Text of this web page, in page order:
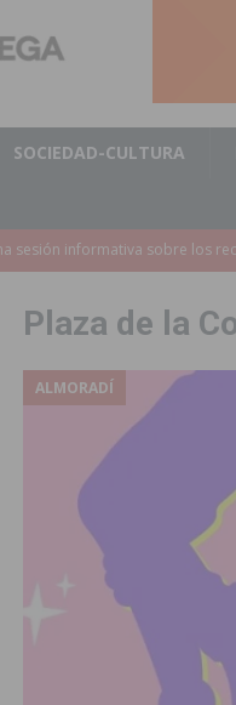
SOCIEDAD-CULTURA
el contrato para redactar el
celebra una nueva edición de
acogerá el espectáculo
la pasión por el golf
a un hombre en Torrevieja
disminuye desde 2023 un
Plaza de la
ALMORADÍ